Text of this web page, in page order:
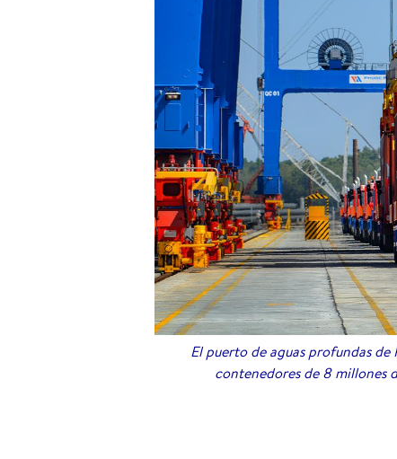
El puerto de aguas profundas
contenedores de 8 millones